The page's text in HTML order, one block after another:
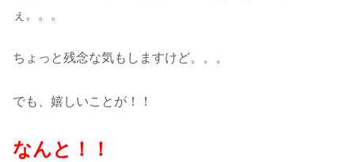
ぇ。。。
ちょっと残念な気もしますけど。。。
でも、嬉しいことが！！
なんと！！